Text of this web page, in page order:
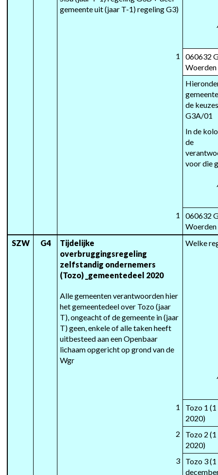
gemeente uit (jaar T-1) regeling G3)
1
060632
Woerden
de
G3A/01
In de
de
voor die
1
060632
Woerden
SZW
G4
Tijdelijke
overbruggingsregeling
zelfstandig ondernemers
(Tozo) _gemeentedeel 2020
Welke
Alle gemeenten verantwoorden hier
het gemeentedeel over Tozo (jaar
T), ongeacht of de gemeente in (jaar
T) geen, enkele of alle taken heeft
uitbesteed aan een Openbaar
lichaam opgericht op grond van de
Wgr
1
Tozo 1
2020)
2
Tozo 2
2020)
3
Tozo 3